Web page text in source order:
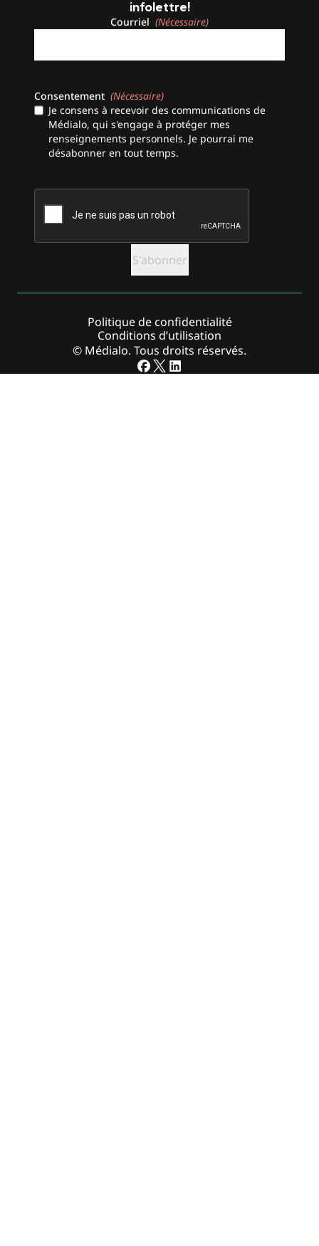
infolettre!
Courriel (Nécessaire)
Consentement (Nécessaire)
Je consens à recevoir des communications de
Médialo, qui s'engage à protéger mes
renseignements personnels. Je pourrai me
désabonner en tout temps.
© Médialo. Tous droits réservés.
Politique de confidentialité
Conditions d’utilisation